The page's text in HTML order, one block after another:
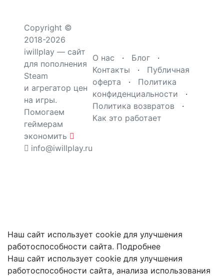
Copyright ©
2018-2026
iwillplay — сайт
для пополнения
Steam
и агрегатор цен
на игры.
Помогаем
геймерам
экономить
info@iwillplay.ru
О нас · Блог ·
Контакты · Публичная
оферта · Политика
конфиденциальности ·
Политика возвратов ·
Как это работает
Наш сайт использует cookie для улучшения
работоспособности сайта. Подробнее
Наш сайт использует cookie для улучшения
работоспособности сайта, анализа использования